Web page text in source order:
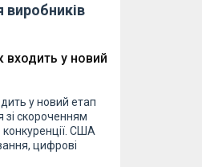
виробників
входить у новий
у новий етап
зі скороченням
США
цифрові